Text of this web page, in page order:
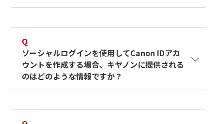
す。詳しい作成方法は【カメラ】Canon IDとは
何ですか？Canon IDの作成方法は？をご確認く
ださい。
Q
ソーシャルログインを使用してCanon IDアカ
ウントを作成する場合、キヤノンに提供される
のはどのような情報ですか？